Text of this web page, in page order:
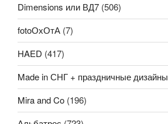
Dimensions или ВД7 (506)
fotoОхОтА (7)
HAED (417)
Made in СНГ + праздничные дизайны
Mira and Co (196)